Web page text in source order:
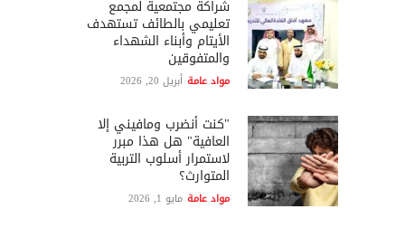
شراكة مجتمعية لمجمع
تعليمي بالطائف تستهدف
الأيتام وأبناء الشهداء
والمتفوقين
مواد عامة أبريل 20, 2026
"كنت أنضرب ومافيني إلا
العافية" هل هذا مبرر
لاستمرار أسلوب التربية
المتوارث؟
مواد عامة مايو 1, 2026